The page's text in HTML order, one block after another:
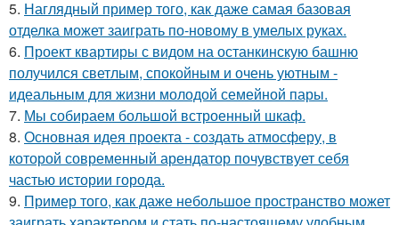
5. Наглядный пример того, как даже самая базовая
отделка может заиграть по-новому в умелых руках.
6. Проект квартиры с видом на останкинскую башню
получился светлым, спокойным и очень уютным -
идеальным для жизни молодой семейной пары.
7. Мы собираем большой встроенный шкаф.
8. Основная идея проекта - создать атмосферу, в
которой современный арендатор почувствует себя
частью истории города.
9. Пример того, как даже небольшое пространство может